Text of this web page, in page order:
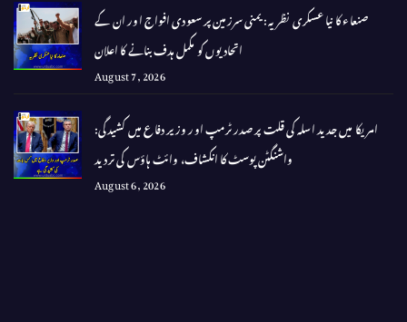
صنعاء کا نیا عسکری نظریہ: یمنی سرزمین پر سعودی افواج اور ان کے
اتحادیوں کو مکمل ہدف بنانے کا اعلان
August 7, 2026
امریکا میں جدید اسلہ کی قلت پر صدر ٹرمپ اور وزیر دفاع میں کشیدگی:
واشنگٹن پوسٹ کا انکشاف، وائٹ ہاؤس کی تردید
August 6, 2026